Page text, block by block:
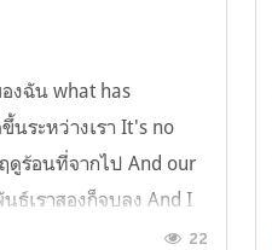
งฉัน what has
นระหว่างเรา It's no
ดูร้อนที่จากไป And our
ธ์เราสองก็จบลง And I
ฉันยังเล่นเพลงโปรดของ
22